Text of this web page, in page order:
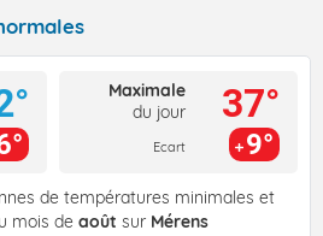
Maximale
du jour
Ecart
37°
9°
de températures minimales et
mois de août sur Mérens